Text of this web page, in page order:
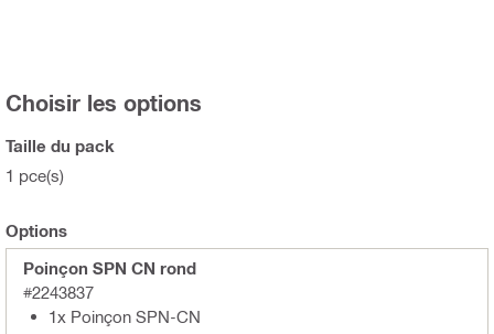
Choisir les options
Taille du pack
1 pce(s)
Options
Poinçon SPN CN rond
#2243837
1x Poinçon SPN-CN